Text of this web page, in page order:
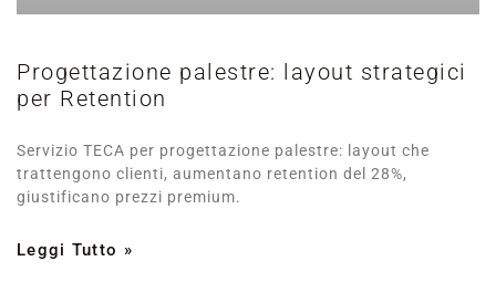
Progettazione palestre: layout strategici
per Retention
Servizio TECA per progettazione palestre: layout che
trattengono clienti, aumentano retention del 28%,
giustificano prezzi premium.
Leggi Tutto »